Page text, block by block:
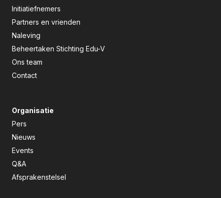
Initiatiefnemers
Partners en vrienden
Naleving
Beheertaken Stichting Edu-V
Ons team
Contact
Organisatie
Pers
Nieuws
Events
Q&A
Afsprakenstelsel